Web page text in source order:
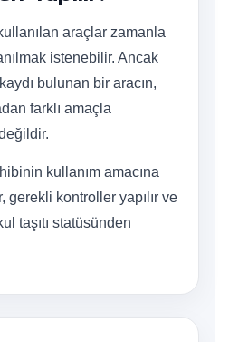
araçlar zamanla
istenebilir. Ancak
kaydı bulunan bir aracın,
farklı amaçla
kullanım amacına
gerekli kontroller yapılır ve
taşıtı statüsünden